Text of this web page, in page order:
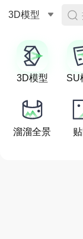
3D模型
3D模型 SU
溜溜全景